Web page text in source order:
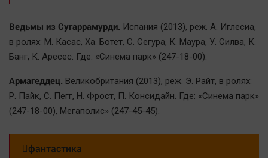
Качество жизни
Конкурс
Народная журналистика
Наука
Обсуждаем
Отдых
Персона
Ведьмы из Сугаррамурди. Испания (2013), реж. А. Иглесиа,
в ролях: М. Касас, Ха. Ботет, С. Сегура, К. Маура, У. Силва, К.
Банг, К. Аресес. Где: «Синема парк» (247-18-00).
Армагеддец. Великобритания (2013), реж. Э. Райт, в ролях:
Р. Пайк, С. Пегг, Н. Фрост, П. Консидайн. Где: «Синема парк»
(247-18-00), Мегаполис» (247-45-45).
фантастика